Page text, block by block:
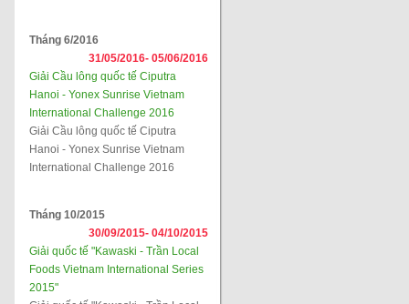
Tháng 6/2016
31/05/2016- 05/06/2016
Giải Cầu lông quốc tế Ciputra
Hanoi - Yonex Sunrise Vietnam
International Challenge 2016
Giải Cầu lông quốc tế Ciputra
Hanoi - Yonex Sunrise Vietnam
International Challenge 2016
Tháng 10/2015
30/09/2015- 04/10/2015
Giải quốc tế "Kawaski - Trần Local
Foods Vietnam International Series
2015"